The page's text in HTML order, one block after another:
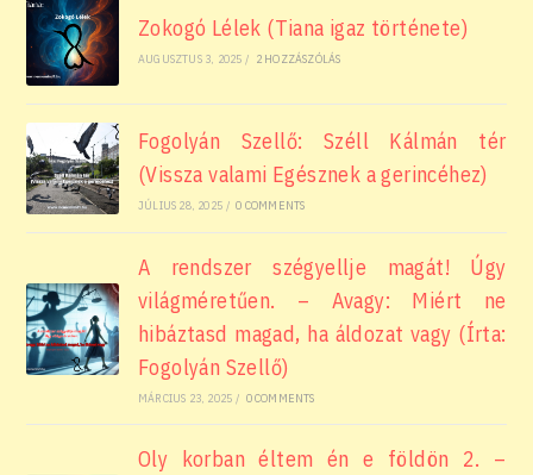
Zokogó Lélek (Tiana igaz története)
AUGUSZTUS 3, 2025 / 2 HOZZÁSZÓLÁS
Fogolyán Szellő: Széll Kálmán tér
(Vissza valami Egésznek a gerincéhez)
JÚLIUS 28, 2025 / 0 COMMENTS
A rendszer szégyellje magát! Úgy
világméretűen. – Avagy: Miért ne
hibáztasd magad, ha áldozat vagy (Írta:
Fogolyán Szellő)
MÁRCIUS 23, 2025 / 0 COMMENTS
Oly korban éltem én e földön 2. –